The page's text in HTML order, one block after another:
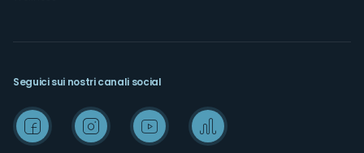
Seguici sui nostri canali social